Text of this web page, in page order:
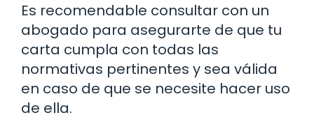
Es recomendable consultar con un
abogado para asegurarte de que tu
carta cumpla con todas las
normativas pertinentes y sea válida
en caso de que se necesite hacer uso
de ella.